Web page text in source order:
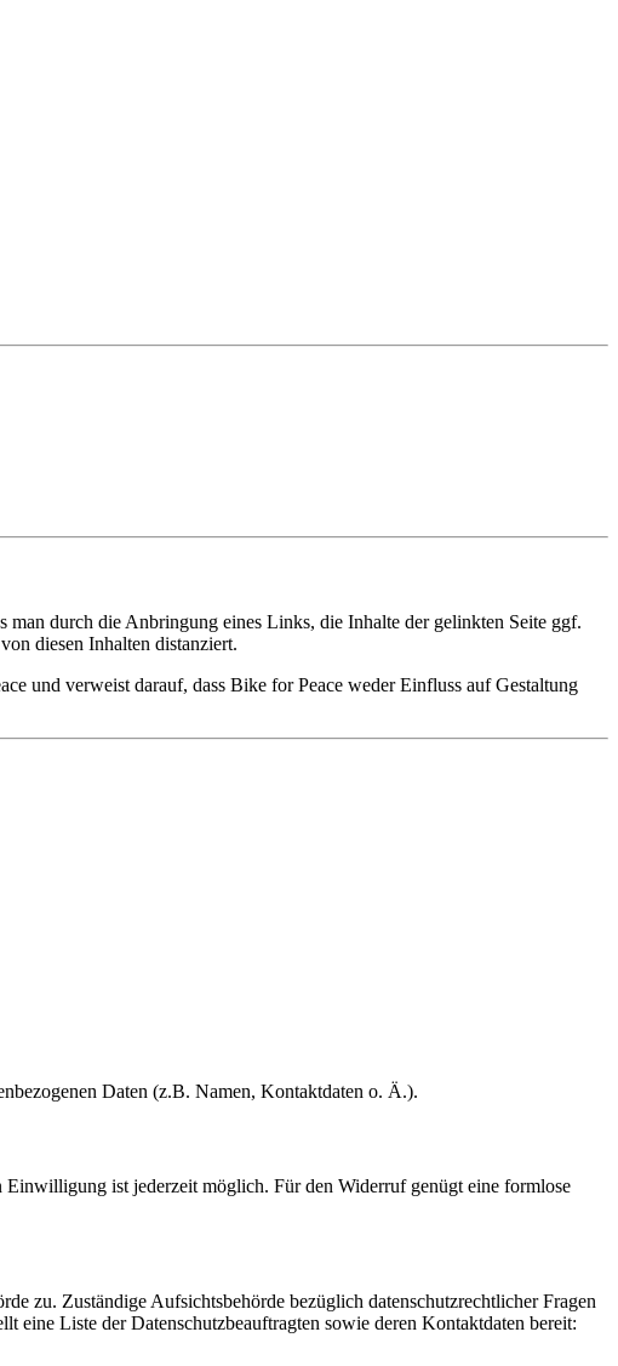
durch die Anbringung eines Links, die Inhalte der gelinkten Seite ggf.
diesen Inhalten distanziert.
und verweist darauf, dass Bike for Peace weder Einfluss auf Gestaltung
Daten (z.B. Namen, Kontaktdaten o. Ä.).
ist jederzeit möglich. Für den Widerruf genügt eine formlose
zu. Zuständige Aufsichtsbehörde bezüglich datenschutzrechtlicher Fragen
eine Liste der Datenschutzbeauftragten sowie deren Kontaktdaten bereit: